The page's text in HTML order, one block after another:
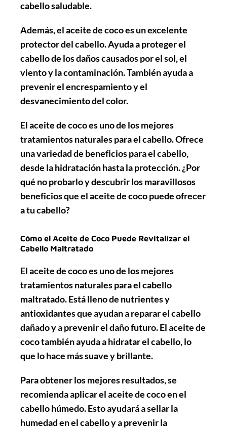
cabello saludable.
Además, el aceite de coco es un excelente
protector del cabello. Ayuda a proteger el
cabello de los daños causados por el sol, el
viento y la contaminación. También ayuda a
prevenir el encrespamiento y el
desvanecimiento del color.
El aceite de coco es uno de los mejores
tratamientos naturales para el cabello. Ofrece
una variedad de beneficios para el cabello,
desde la hidratación hasta la protección. ¿Por
qué no probarlo y descubrir los maravillosos
beneficios que el aceite de coco puede ofrecer
a tu cabello?
Cómo el Aceite de Coco Puede Revitalizar el
Cabello Maltratado
El aceite de coco es uno de los mejores
tratamientos naturales para el cabello
maltratado. Está lleno de nutrientes y
antioxidantes que ayudan a reparar el cabello
dañado y a prevenir el daño futuro. El aceite de
coco también ayuda a hidratar el cabello, lo
que lo hace más suave y brillante.
Para obtener los mejores resultados, se
recomienda aplicar el aceite de coco en el
cabello húmedo. Esto ayudará a sellar la
humedad en el cabello y a prevenir la